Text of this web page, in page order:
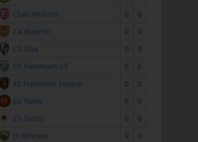
Club Africain 0
0
CA Bizertin 0
0
CS Sfax 0
0
CS Hammam-Lif 0
0
ES Hammam Sousse 0
0
ES Tunis 0
0
ES Zarzis 0
0
JS Omrane 0
0